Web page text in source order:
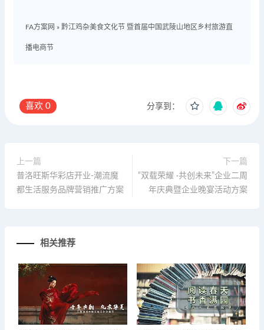
FA方案网 » 黔江鸡杂美食文化节 暨首届中国武陵山地区乡村旅游直
播电商节
喜欢 0 分享到：
上一篇
普洛旺斯华彩店开业-潮流魔
都生活服务品牌营销推广方案
下一篇
“双载荣耀 ·共创未来”企业二周
年庆典暨企业晚宴活动方案
相关推荐